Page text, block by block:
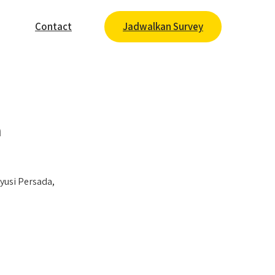
Contact Jadwalkan Survey
Persada,